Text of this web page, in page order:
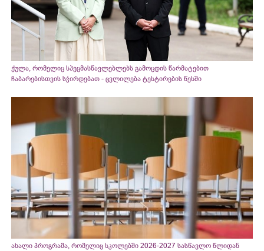
ქულა, რომელიც სპეცმასწავლებლებს გამოცდის წარმატებით
ჩაბარებისთვის სჭირდებათ - ცვლილება ტესტირების წესში
ახალი პროგრამა, რომელიც სკოლებში 2026-2027 სასწავლო წლიდან